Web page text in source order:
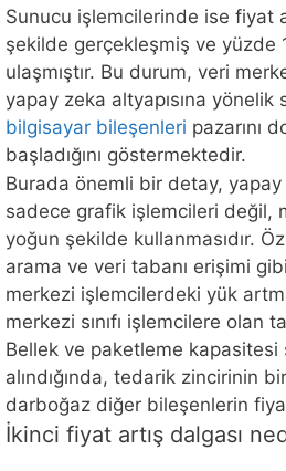
Sunucu işlemcilerinde ise fiyat
şekilde gerçekleşmiş ve yüzde
ulaşmıştır. Bu durum, veri
yapay zeka altyapısına
bilgisayar bileşenleri pazarını
başladığını göstermektedir.
Burada önemli bir detay,
sadece grafik işlemcileri değil,
yoğun şekilde kullanmasıdır.
arama ve veri tabanı erişimi
merkezi işlemcilerdeki yük
merkezi sınıfı işlemcilere olan
Bellek ve paketleme kapasitesi
alındığında, tedarik zincirinin
darboğaz diğer bileşenlerin
İkinci fiyat artış dalgası